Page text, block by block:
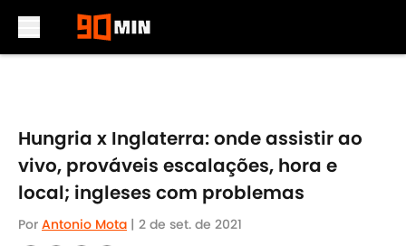
Hungria x Inglaterra: onde assistir ao
vivo, prováveis escalações, hora e
local; ingleses com problemas
Por Antonio Mota | 2 de set. de 2021